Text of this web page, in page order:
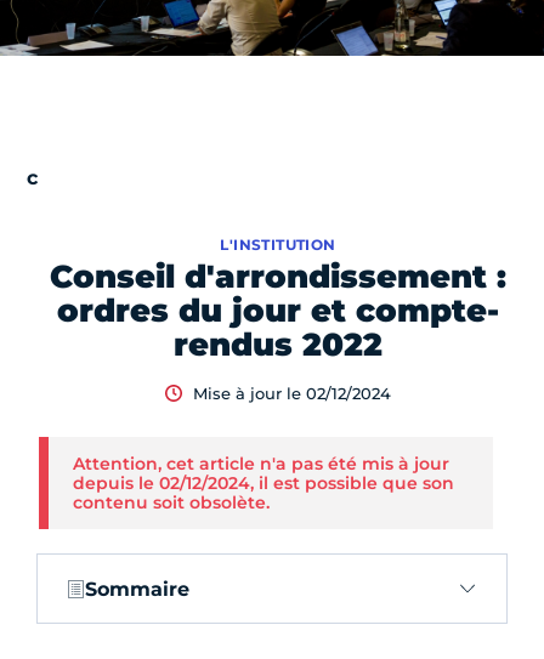
Conseil d'arrondissement :
ordres du jour et compte-
rendus 2022
L'INSTITUTION
Mise à jour le 02/12/2024
Attention, cet article n'a pas été mis à jour
depuis le 02/12/2024, il est possible que son
contenu soit obsolète.
Sommaire